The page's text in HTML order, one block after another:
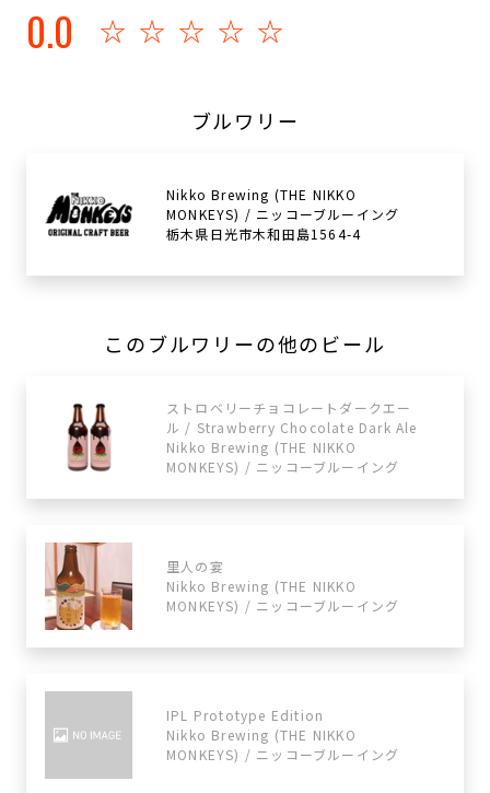
0.0 ☆☆☆☆☆
ブルワリー
Nikko Brewing (THE NIKKO
MONKEYS) / ニッコーブルーイング
栃木県日光市木和田島1564-4
このブルワリーの他のビール
ストロベリーチョコレートダークエー
ル / Strawberry Chocolate Dark Ale
Nikko Brewing (THE NIKKO
MONKEYS) / ニッコーブルーイング
里人の宴
Nikko Brewing (THE NIKKO
MONKEYS) / ニッコーブルーイング
IPL Prototype Edition
Nikko Brewing (THE NIKKO
MONKEYS) / ニッコーブルーイング